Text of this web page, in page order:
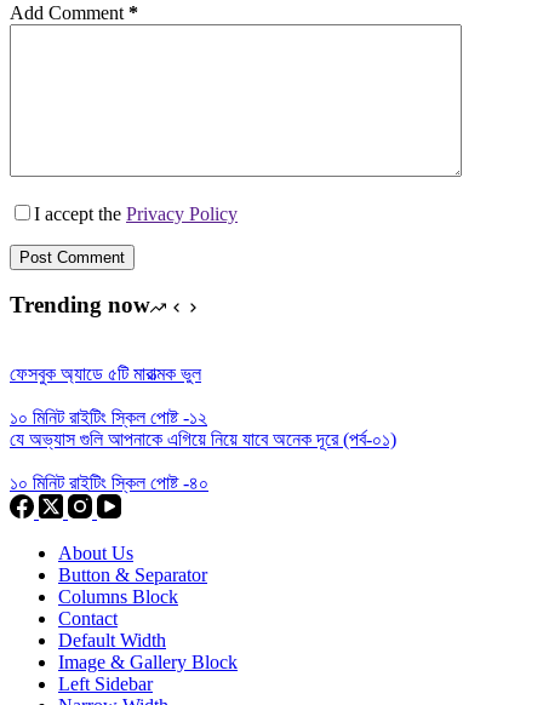
Add Comment *
I accept the Privacy Policy
Post Comment
Trending now
ফেসবুক অ্যাডে ৫টি মারাত্মক ভুল
১০ মিনিট রাইটিং স্কিল পোষ্ট -১২
যে অভ্যাস গুলি আপনাকে এগিয়ে নিয়ে যাবে অনেক দূরে (পর্ব-০১)
১০ মিনিট রাইটিং স্কিল পোষ্ট -৪০
About Us
Button & Separator
Columns Block
Contact
Default Width
Image & Gallery Block
Left Sidebar